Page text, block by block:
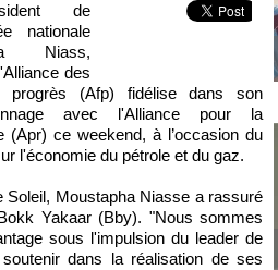
de
nationale
Niass,
des
progrès (Afp) fidélise dans son
avec l'Alliance pour la
(Apr) ce weekend, à l’occasion du
l'économie du pétrole et du gaz.
Soleil, Moustapha Niasse a rassuré
Yakaar (Bby). "Nous sommes
sous l'impulsion du leader de
dans la réalisation de ses